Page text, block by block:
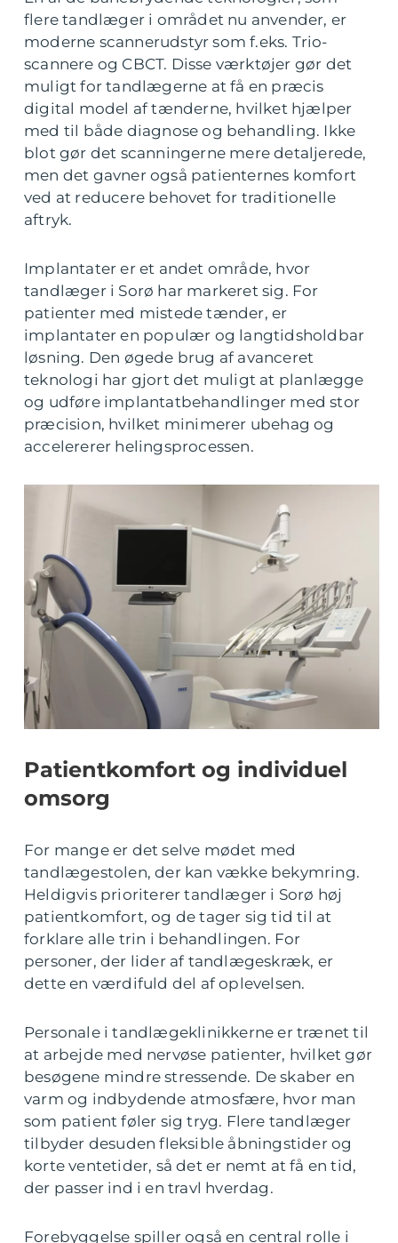
flere tandlæger i området nu anvender, er
moderne scannerudstyr som f.eks. Trio-
scannere og CBCT. Disse værktøjer gør det
muligt for tandlægerne at få en præcis
digital model af tænderne, hvilket hjælper
med til både diagnose og behandling. Ikke
blot gør det scanningerne mere detaljerede,
men det gavner også patienternes komfort
ved at reducere behovet for traditionelle
aftryk.
Implantater er et andet område, hvor
tandlæger i Sorø har markeret sig. For
patienter med mistede tænder, er
implantater en populær og langtidsholdbar
løsning. Den øgede brug af avanceret
teknologi har gjort det muligt at planlægge
og udføre implantatbehandlinger med stor
præcision, hvilket minimerer ubehag og
accelererer helingsprocessen.
Patientkomfort og individuel
omsorg
For mange er det selve mødet med
tandlægestolen, der kan vække bekymring.
Heldigvis prioriterer tandlæger i Sorø høj
patientkomfort, og de tager sig tid til at
forklare alle trin i behandlingen. For
personer, der lider af tandlægeskræk, er
dette en værdifuld del af oplevelsen.
Personale i tandlægeklinikkerne er trænet til
at arbejde med nervøse patienter, hvilket gør
besøgene mindre stressende. De skaber en
varm og indbydende atmosfære, hvor man
som patient føler sig tryg. Flere tandlæger
tilbyder desuden fleksible åbningstider og
korte ventetider, så det er nemt at få en tid,
der passer ind i en travl hverdag.
Forebyggelse spiller også en central rolle i